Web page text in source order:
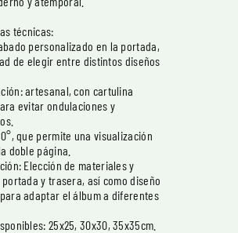
técnicas:
personalizado en la portada,
de elegir entre distintos diseños
artesanal, con cartulina
evitar ondulaciones y
que permite una visualización
doble página.
Elección de materiales y
y trasera, así como diseño
adaptar el álbum a diferentes
25x25, 30x30, 35x35cm.